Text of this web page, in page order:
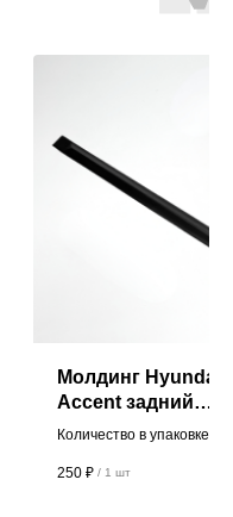
Молдинг Hyundai
Accent задний
правый с
Количество в упаковке —
Цена указана за 1 шт.
250 ₽ / 1 шт